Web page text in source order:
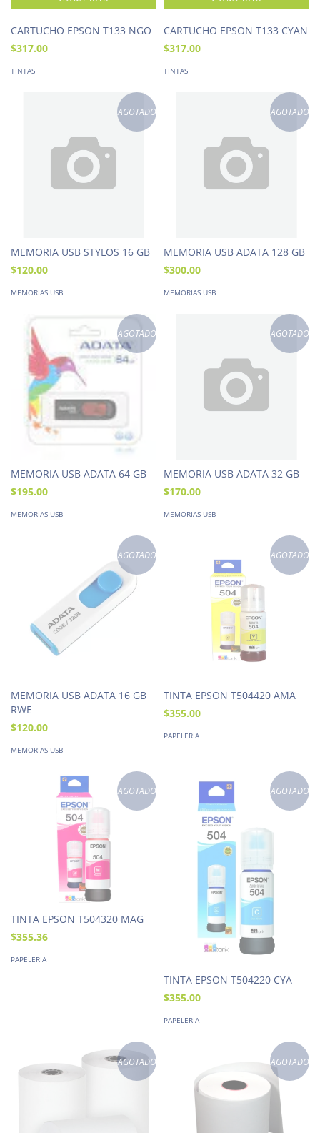
CARTUCHO EPSON T133 NGO
$317.00
TINTAS
CARTUCHO EPSON T133 CYAN
$317.00
TINTAS
AGOTADO
MEMORIA USB STYLOS 16 GB
$120.00
MEMORIAS USB
AGOTADO
MEMORIA USB ADATA 128 GB
$300.00
MEMORIAS USB
AGOTADO
MEMORIA USB ADATA 64 GB
$195.00
MEMORIAS USB
AGOTADO
MEMORIA USB ADATA 32 GB
$170.00
MEMORIAS USB
AGOTADO
MEMORIA USB ADATA 16 GB
RWE
$120.00
MEMORIAS USB
AGOTADO
TINTA EPSON T504420 AMA
$355.00
PAPELERIA
AGOTADO
TINTA EPSON T504320 MAG
$355.36
PAPELERIA
AGOTADO
TINTA EPSON T504220 CYA
$355.00
PAPELERIA
AGOTADO AGOTADO